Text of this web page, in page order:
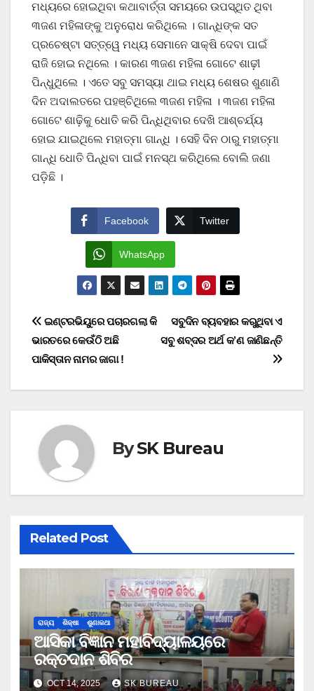
ମଧ୍ୟରେ ହୋଇଥିବା କଥାବାର୍ତ୍ତା ସମୟରେ ଉପସ୍ଥିତ ଥିବା
୩ଜଣ ମହିଳାଙ୍କୁ ଅନୁରୋଧ କରିଥିଲେ । ଗାନ୍ଧିଙ୍କ ସତ
ପ୍ରଚେଷ୍ଟା ସତ୍ତ୍ୱେ ମଧ୍ୟ ସେମାନେ ସାକ୍ଷି ଦେବା ପାଇଁ
ରାଜି ହୋଇ ନଥିଲେ । କାରଣ ୩ଜଣ ମହିଳା ଗୋଟେ ଶାଢ଼ୀ
ପିନ୍ଧୁଥିଲେ । ଏତେ ସବୁ ସମସ୍ୟା ଥାଇ ମଧ୍ୟ ଶେଷର ଶୁଣାଣି
ଦିନ ଅଦାଲତରେ ପହଞ୍ଚିଥିଲେ ୩ଜଣ ମହିଳା । ୩ଜଣ ମହିଳା
ଗୋଟେ ଶାଢ଼ିକୁ ଧୋତି କରି ପିନ୍ଧିଥିବାର ଦେଖି ଆଶ୍ଚର୍ଯ୍ୟ
ହୋଇ ଯାଇଥିଲେ ମହାତ୍ମା ଗାନ୍ଧି । ସେହି ଦିନ ଠାରୁ ମହାତ୍ମା
ଗାନ୍ଧି ଧୋତି ପିନ୍ଧିବା ପାଇଁ ମନସ୍ଥ କରିଥିଲେ ବୋଲି ଜଣା
ପଡ଼ିଛି ।
Facebook Twitter
WhatsApp
Post
navigation
ସବୁଦିନ ବ୍ୟବହାର କରୁଥିବା ଏ
ସବୁ ଶବ୍ଦର ଅର୍ଥ କ’ଣ ଜାଣିଛନ୍ତି
ଇଣ୍ଟରଭିୟୁରେ ପଚାରଗଲା କି
ଭାରତରେ କେଉଁଠି ଅଛି
ପାକିସ୍ତାନ ନାମର ଜାଗା !
BySK Bureau
Related Post
ରାଜ୍ୟ ଶିକ୍ଷା ଶୁଣାକଥା
ଆସିକା ବିଜ୍ଞାନ ମହାବିଦ୍ୟାଳୟରେ
ରକ୍ତଦାନ ଶିବିର
OCT 14, 2025 SK BUREAU